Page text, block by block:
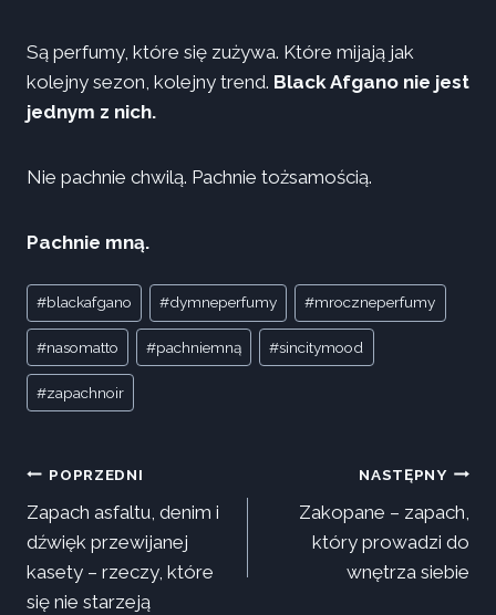
Są perfumy, które się zużywa. Które mijają jak
kolejny sezon, kolejny trend. Black Afgano nie jest
jednym z nich.
Nie pachnie chwilą. Pachnie tożsamością.
Pachnie mną.
Tagi
wpisu:
#blackafgano #dymneperfumy #mroczneperfumy
#nasomatto #pachniemną #sincitymood
#zapachnoir
Nawigacja
wpisu
POPRZEDNI
Zapach asfaltu, denim i
dźwięk przewijanej
kasety – rzeczy, które
się nie starzeją
NASTĘPNY
Zakopane – zapach,
który prowadzi do
wnętrza siebie